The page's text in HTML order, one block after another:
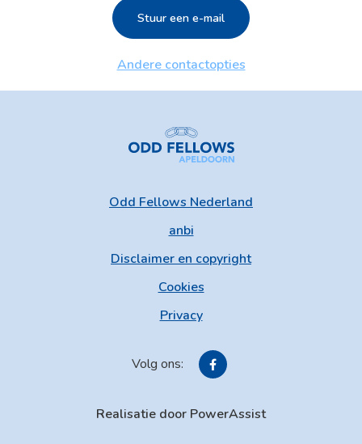
Stuur een e-mail
Andere contactopties
Odd Fellows Nederland
anbi
Disclaimer en copyright
Cookies
Privacy
Volg ons:
Realisatie door PowerAssist